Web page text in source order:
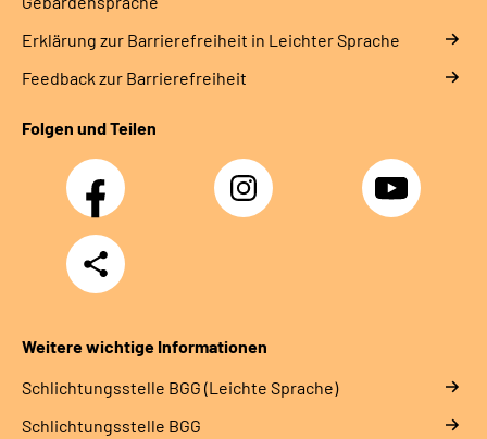
Erklärung zur Barrierefreiheit in Leichter Sprache
Feedback zur Barrierefreiheit
Folgen und Teilen
Facebook Instagram YouTube
Teilen
Weitere wichtige Informationen
Schlich­tungs­stel­le BGG (Leichte Sprache)
Schlich­tungs­stel­le BGG